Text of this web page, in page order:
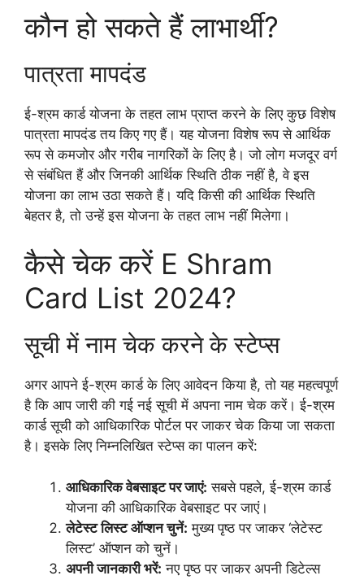
कौन हो सकते हैं लाभार्थी?
पात्रता मापदंड
ई-श्रम कार्ड योजना के तहत लाभ प्राप्त करने के लिए कुछ विशेष
पात्रता मापदंड तय किए गए हैं। यह योजना विशेष रूप से आर्थिक
रूप से कमजोर और गरीब नागरिकों के लिए है। जो लोग मजदूर वर्ग
से संबंधित हैं और जिनकी आर्थिक स्थिति ठीक नहीं है, वे इस
योजना का लाभ उठा सकते हैं। यदि किसी की आर्थिक स्थिति
बेहतर है, तो उन्हें इस योजना के तहत लाभ नहीं मिलेगा।
कैसे चेक करें E Shram
Card List 2024?
सूची में नाम चेक करने के स्टेप्स
अगर आपने ई-श्रम कार्ड के लिए आवेदन किया है, तो यह महत्वपूर्ण
है कि आप जारी की गई नई सूची में अपना नाम चेक करें। ई-श्रम
कार्ड सूची को आधिकारिक पोर्टल पर जाकर चेक किया जा सकता
है। इसके लिए निम्नलिखित स्टेप्स का पालन करें:
आधिकारिक वेबसाइट पर जाएं: सबसे पहले, ई-श्रम कार्ड
योजना की आधिकारिक वेबसाइट पर जाएं।
लेटेस्ट लिस्ट ऑप्शन चुनें: मुख्य पृष्ठ पर जाकर ‘लेटेस्ट
लिस्ट’ ऑप्शन को चुनें।
अपनी जानकारी भरें: नए पृष्ठ पर जाकर अपनी डिटेल्स